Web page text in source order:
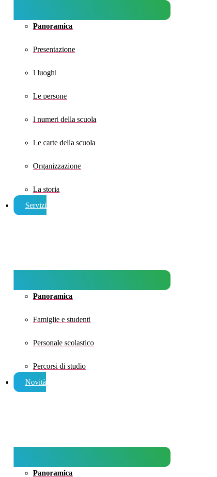
Panoramica
Presentazione
I luoghi
Le persone
I numeri della scuola
Le carte della scuola
Organizzazione
La storia
Servizi
Panoramica
Famiglie e studenti
Personale scolastico
Percorsi di studio
Novità
Panoramica